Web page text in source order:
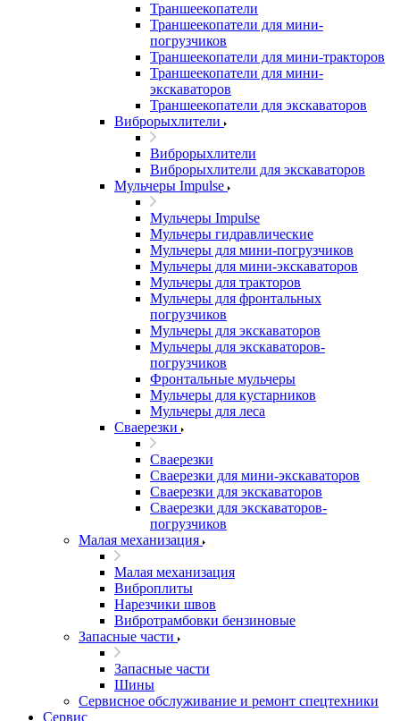
Траншеекопатели
Траншеекопатели для мини-
погрузчиков
Траншеекопатели для мини-тракторов
Траншеекопатели для мини-
экскаваторов
Траншеекопатели для экскаваторов
Виброрыхлители
Виброрыхлители
Виброрыхлители для экскаваторов
Мульчеры Impulse
Мульчеры Impulse
Мульчеры гидравлические
Мульчеры для мини-погрузчиков
Мульчеры для мини-экскаваторов
Мульчеры для тракторов
Мульчеры для фронтальных
погрузчиков
Мульчеры для экскаваторов
Мульчеры для экскаваторов-
погрузчиков
Фронтальные мульчеры
Мульчеры для кустарников
Мульчеры для леса
Сваерезки
Сваерезки
Сваерезки для мини-экскаваторов
Сваерезки для экскаваторов
Сваерезки для экскаваторов-
погрузчиков
Малая механизация
Малая механизация
Виброплиты
Нарезчики швов
Вибротрамбовки бензиновые
Запасные части
Запасные части
Шины
Сервисное обслуживание и ремонт спецтехники
Сервис